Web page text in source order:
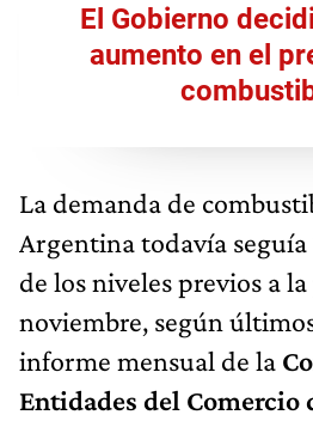
El Gobierno
aumento en el
La demanda de
Argentina todavía seguía
de los niveles previos a
noviembre, según
informe mensual de la
Entidades del Comercio